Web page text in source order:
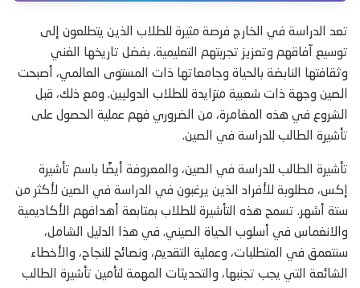
تعد الدراسة في الخارج فرصة مثيرة للطلاب الذين يتطلعون إلى
توسيع آفاقهم وتعزيز تجربتهم التعليمية. بفضل تاريخها الغني
وثقافتها النابضة بالحياة وجامعاتها ذات المستوى العالمي، أصبحت
الصين وجهة ذات شعبية متزايدة للطلاب الدوليين. ومع ذلك، قبل
الشروع في هذه المغامرة، من الضروري فهم عملية الحصول على
تأشيرة الطالب للدراسة في الصين.
تأشيرة الطالب للدراسة في الصين، والمعروفة أيضًا باسم تأشيرة
إكس، مطلوبة للأفراد الذين يرغبون في الدراسة في الصين لأكثر من
ستة أشهر. تسمح هذه التأشيرة للطلاب بمتابعة أهدافهم الأكاديمية
والانغماس في أسلوب الحياة الصيني. في هذا الدليل الشامل،
سنتعمق في المتطلبات، وعملية التقديم، ونصائح للنجاح، والأخطاء
الشائعة التي يجب تجنبها، والتحديثات المهمة لتأمين تأشيرة الطالب